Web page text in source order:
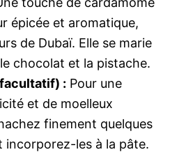
épicée et aromatique,
de Dubaï. Elle se marie
chocolat et la pistache.
: Pour une
et de moelleux
finement quelques
incorporez-les à la pâte.